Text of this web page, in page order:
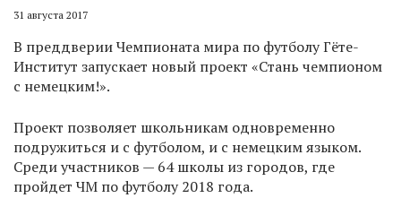
31 августа 2017
В преддверии Чемпионата мира по футболу Гёте-
Институт запускает новый проект «Стань чемпионом
с немецким!».
Проект позволяет школьникам одновременно
подружиться и с футболом, и с немецким языком.
Среди участников — 64 школы из городов, где
пройдет ЧМ по футболу 2018 года.